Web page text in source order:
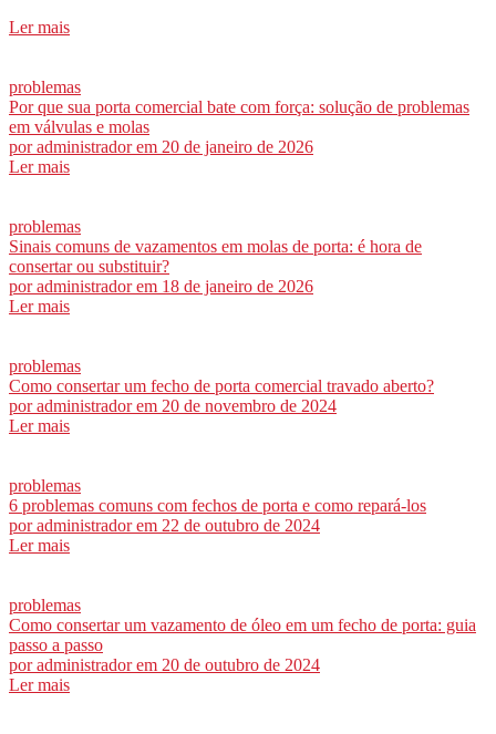
Ler mais
problemas
Por que sua porta comercial bate com força: solução de problemas
em válvulas e molas
poradministradorem 20 de janeiro de 2026
Ler mais
problemas
Sinais comuns de vazamentos em molas de porta: é hora de
consertar ou substituir?
poradministradorem 18 de janeiro de 2026
Ler mais
problemas
Como consertar um fecho de porta comercial travado aberto?
poradministradorem 20 de novembro de 2024
Ler mais
problemas
6 problemas comuns com fechos de porta e como repará-los
poradministradorem 22 de outubro de 2024
Ler mais
problemas
Como consertar um vazamento de óleo em um fecho de porta: guia
passo a passo
poradministradorem 20 de outubro de 2024
Ler mais